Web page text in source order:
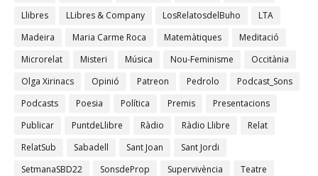
Llibres
LLibres & Company LosRelatosdelBuho
LTA
Madeira
Maria Carme Roca Matemàtiques
Meditació
Microrelat
Misteri Música Nou-Feminisme
Occitània
Olga Xirinacs
Opinió Patreon Pedrolo
Podcast_Sons
Podcasts
Poesia Política Premis
Presentacions
Publicar
PuntdeLlibre Ràdio Ràdio Llibre
Relat
RelatSub
Sabadell Sant Joan
Sant Jordi
SetmanaSBD22
SonsdeProp Supervivència
Teatre